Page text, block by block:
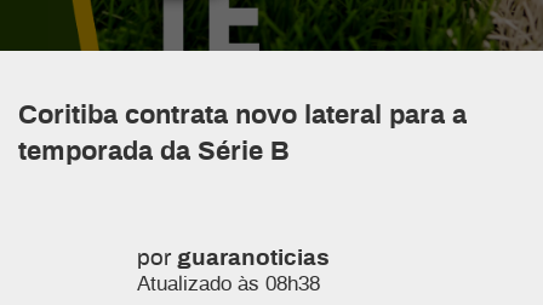
Coritiba contrata novo lateral para a
temporada da Série B
por guaranoticias
Atualizado às 08h38